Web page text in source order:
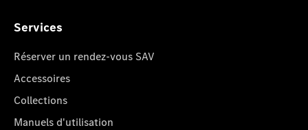
Services
Réserver un rendez-vous SAV
Accessoires
Collections
Manuels d'utilisation